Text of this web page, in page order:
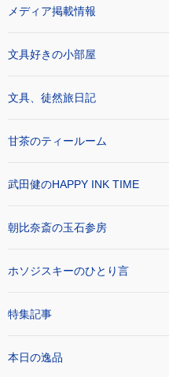
メディア掲載情報
文具好きの小部屋
文具、徒然旅日記
甘茶のティールーム
武田健のHAPPY INK TIME
朝比奈斎の玉石参房
ホソジスキーのひとり言
特集記事
本日の逸品